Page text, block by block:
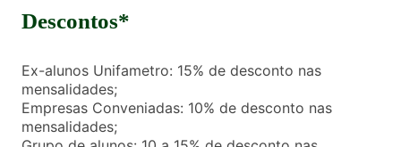
Descontos*
Ex-alunos Unifametro: 15% de desconto nas
mensalidades;
Empresas Conveniadas: 10% de desconto nas
mensalidades;